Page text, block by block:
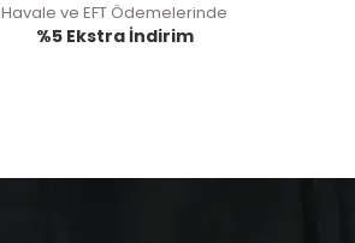
Havale ve EFT Ödemelerinde
%5 Ekstra İndirim